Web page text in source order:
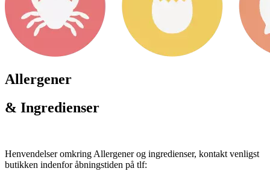
Allergener
& Ingredienser
Henvendelser omkring Allergener og ingredienser, kontakt venligst
butikken indenfor åbningstiden på tlf: